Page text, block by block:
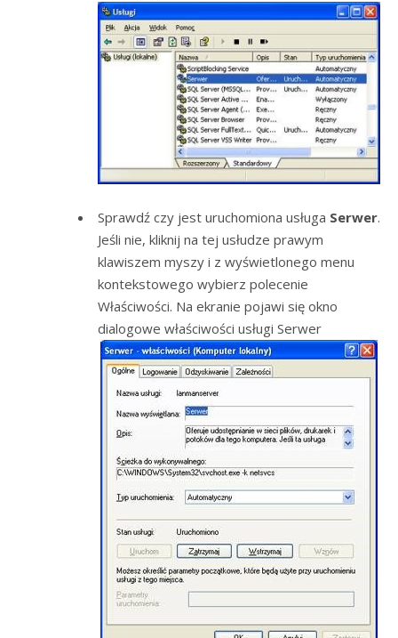
Sprawdź czy jest uruchomiona usługa Serwer.
Jeśli nie, kliknij na tej usłudze prawym
klawiszem myszy i z wyświetlonego menu
kontekstowego wybierz polecenie
Właściwości. Na ekranie pojawi się okno
dialogowe właściwości usługi Serwer